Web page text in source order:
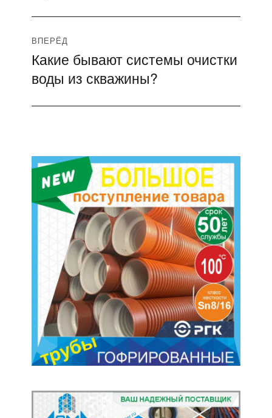
ВПЕРЁД
Следующая
запись:
Какие бывают системы очистки
воды из скважины?